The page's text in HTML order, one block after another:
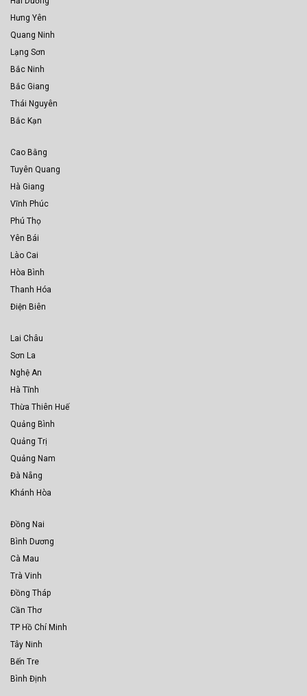
Hưng Yên
Quang Ninh
Lạng Sơn
Bắc Ninh
Bắc Giang
Thái Nguyên
Bắc Kạn
Cao Bằng
Tuyên Quang
Hà Giang
Vĩnh Phúc
Phú Thọ
Yên Bái
Lào Cai
Hòa Bình
Thanh Hóa
Điện Biên
Lai Châu
Sơn La
Nghệ An
Hà Tĩnh
Thừa Thiên Huế
Quảng Bình
Quảng Trị
Quảng Nam
Đà Nẵng
Khánh Hòa
Đồng Nai
Bình Dương
Cà Mau
Trà Vinh
Đồng Tháp
Cần Thơ
TP Hồ Chí Minh
Tây Ninh
Bến Tre
Bình Định